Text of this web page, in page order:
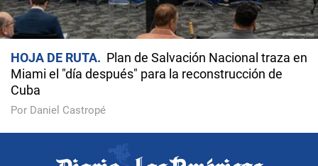
HOJA DE RUTA
Plan de Salvación Nacional traza en
Miami el "día después" para la reconstrucción de
Cuba
Por Daniel Castropé